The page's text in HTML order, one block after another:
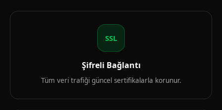
SSL
Şifreli Bağlantı
Tüm veri trafiği güncel sertifikalarla korunur.